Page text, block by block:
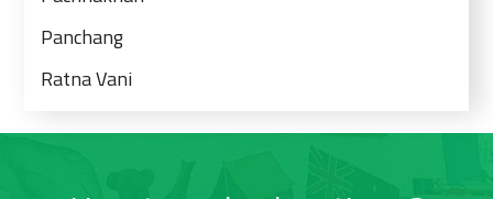
Panchang
Ratna Vani